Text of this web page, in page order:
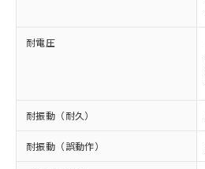
耐電圧
耐振動（耐久）
耐振動（誤動作）
タに基づき作成され
覧された時点での実
準価格とは異なる場
正式な納期状況およ
様のお取引先、また
ムロン制御機器販売
オムロン制御機器販
販売ネットワ
鉛(Pb) 1000ppm以下、 水銀(Hg)
六価クロム(Cr(Ⅵ)) 1000ppm以下
類(PBB) 1000ppm以下、ポリ臭
(PBDE) 1000ppm以下、フタル酸
ル) (DEHP)(別名：DOP)
ルベンジル（BBP） 1000ppm以
（DBP） 1000ppm以下、フタ
(DIBP) 1000ppm以下
但し、RoHS指令で産業用監視お
フタル酸エステル類の４物質につ
*中国RoHS10物質の基準値 (GB/
Pb(鉛) :1000ppm、 Hg(水銀) :
Cr(Ⅵ)(六価クロム) : 1000ppm、
ニル類) : 1000ppm、 PBDEs(ポ
DBP(フタル酸ジブチル) :
イソブチル) : 1000ppm、 BBP(フ
ル) : 1000ppm、
DEHP(フタル酸ビス(2-エチルヘキ
または国外への提供
国政府の輸出許可(
可)を取得するなどの
当社は規制貨物を破
全に破砕するなど、
当社は貴社製品を、
ル、化学兵器、生物
武器並びにこれらの
一定数以上の在
一定数には満た
－
在庫なし(最新
いては、お客様